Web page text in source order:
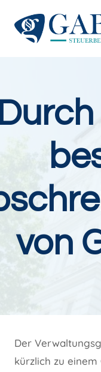
Inhalt
springen
von
Der
kürzlich zu einem